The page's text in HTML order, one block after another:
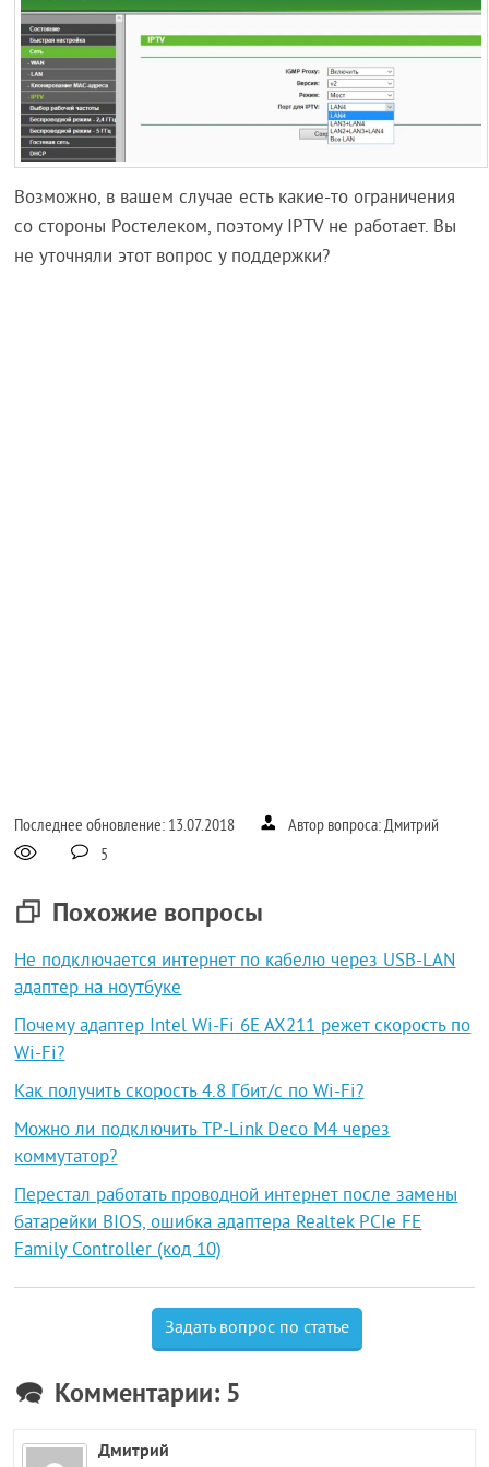
Возможно, в вашем случае есть какие-то ограничения
со стороны Ростелеком, поэтому IPTV не работает. Вы
не уточняли этот вопрос у поддержки?
Последнее обновление: 13.07.2018
Автор вопроса: Дмитрий
5
Похожие вопросы
Не подключается интернет по кабелю через USB-LAN
адаптер на ноутбуке
Почему адаптер Intel Wi-Fi 6E AX211 режет скорость по
Wi-Fi?
Как получить скорость 4.8 Гбит/с по Wi-Fi?
Можно ли подключить TP-Link Deco M4 через
коммутатор?
Перестал работать проводной интернет после замены
батарейки BIOS, ошибка адаптера Realtek PCIe FE
Family Controller (код 10)
Задать вопрос по статье
Комментарии: 5
Дмитрий